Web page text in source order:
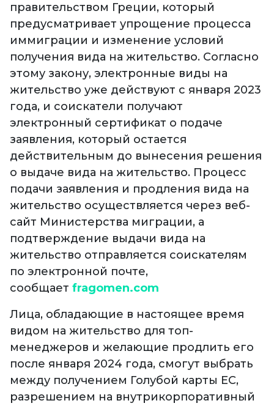
правительством Греции, который
предусматривает упрощение процесса
иммиграции и изменение условий
получения вида на жительство. Согласно
этому закону, электронные виды на
жительство уже действуют с января 2023
года, и соискатели получают
электронный сертификат о подаче
заявления, который остается
действительным до вынесения решения
о выдаче вида на жительство. Процесс
подачи заявления и продления вида на
жительство осуществляется через веб-
сайт Министерства миграции, а
подтверждение выдачи вида на
жительство отправляется соискателям
по электронной почте,
сообщает fragomen.com
Лица, обладающие в настоящее время
видом на жительство для топ-
менеджеров и желающие продлить его
после января 2024 года, смогут выбрать
между получением Голубой карты ЕС,
разрешением на внутрикорпоративный